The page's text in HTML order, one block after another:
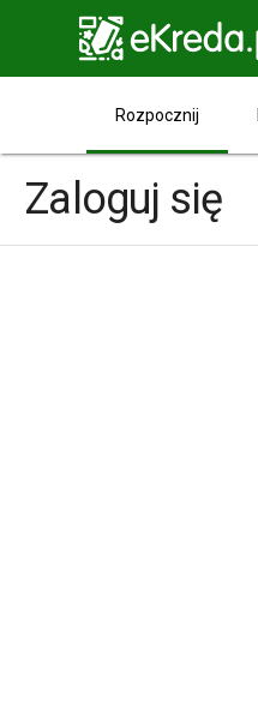
Rozpocznij
Zaloguj się